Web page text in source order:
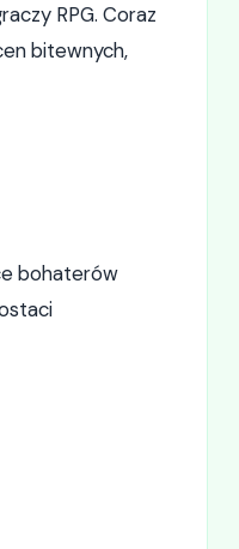
RPG. Coraz
bitewnych,
bohaterów